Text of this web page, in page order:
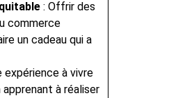
: Offrir des
commerce
un cadeau qui a
expérience à vivre
à réaliser